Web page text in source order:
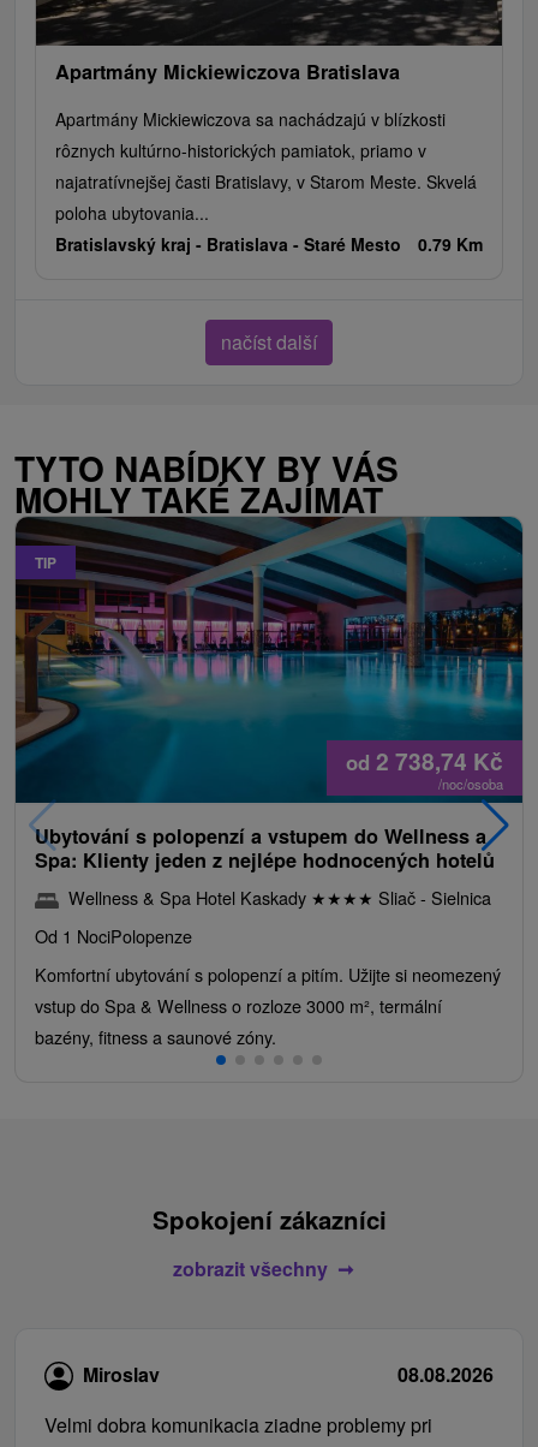
Apartmány Mickiewiczova Bratislava
Apartmány Mickiewiczova sa nachádzajú v blízkosti
rôznych kultúrno-historických pamiatok, priamo v
najatratívnejšej časti Bratislavy, v Starom Meste. Skvelá
poloha ubytovania...
Bratislavský kraj - Bratislava - Staré Mesto 0.79 Km
načíst další
TYTO NABÍDKY BY VÁS
MOHLY TAKÉ ZAJÍMAT
TIP
od 2 738,74 Kč
/noc/osoba
Ubytování s polopenzí a vstupem do Wellness a
Spa: Klienty jeden z nejlépe hodnocených hotelů
Wellness & Spa Hotel Kaskady ★★★★ Sliač - Sielnica
Od 1 NociPolopenze
Komfortní ubytování s polopenzí a pitím. Užijte si neomezený
vstup do Spa & Wellness o rozloze 3000 m², termální
bazény, fitness a saunové zóny.
Spokojení zákazníci
zobrazit všechny
Miroslav
08.08.2026
Velmi dobra komunikacia ziadne problemy pri